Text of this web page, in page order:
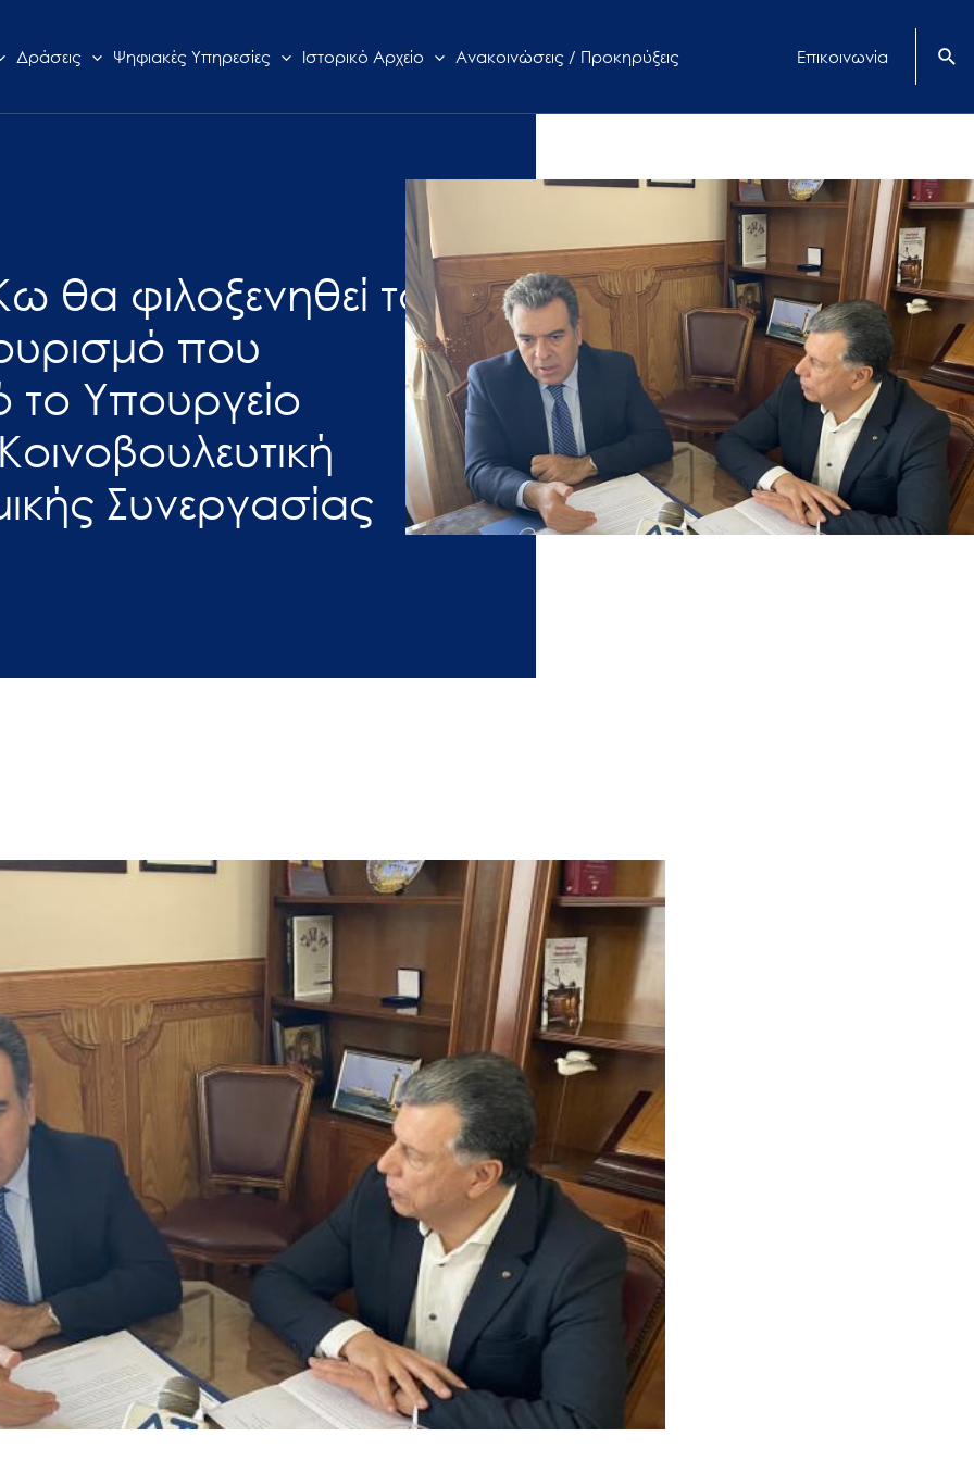
Δράσεις Ψηφιακές Υπηρεσίες Ιστορικό Αρχείο Ανακοινώσεις / Προκηρύξεις Επικοινωνία
θα φιλοξενηθεί το
που
το Υπουργείο
Συνεργασίας